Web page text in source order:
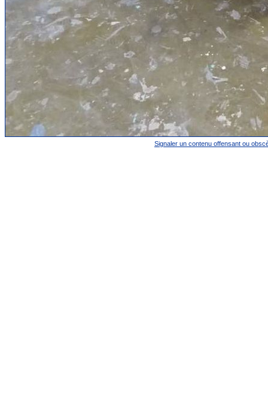
Signaler un contenu offensant ou